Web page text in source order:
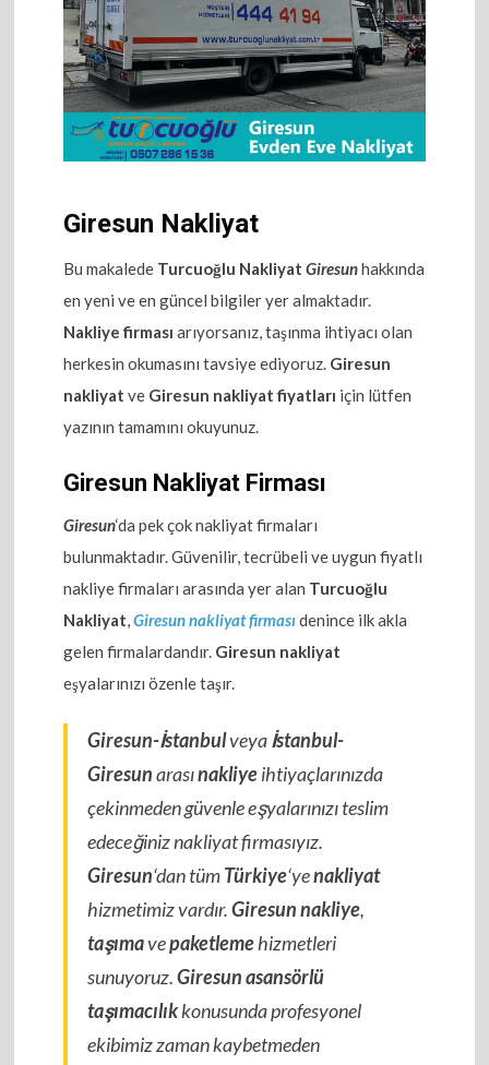
Giresun Nakliyat
Bu makalede Turcuoğlu NakliyatGiresunhakkında
en yeni ve en güncel bilgiler yer almaktadır.
Nakliye firması arıyorsanız, taşınma ihtiyacı olan
herkesin okumasını tavsiye ediyoruz. Giresun
nakliyat ve Giresun nakliyat fiyatları için lütfen
yazının tamamını okuyunuz.
Giresun Nakliyat Firması
Giresun‘da pek çok nakliyat firmaları
bulunmaktadır. Güvenilir, tecrübeli ve uygun fiyatlı
nakliye firmaları arasında yer alan Turcuoğlu
Nakliyat,Giresun nakliyat firmasıdenince ilk akla
gelen firmalardandır. Giresun nakliyat
eşyalarınızı özenle taşır.
Giresun-İstanbulveyaİstanbul-
Giresunarasınakliyeihtiyaçlarınızda
çekinmeden güvenle eşyalarınızı teslim
edeceğiniz nakliyat firmasıyız.
Giresun‘dan tümTürkiye‘yenakliyat
hizmetimiz vardır.Giresun nakliye,
taşımavepaketlemehizmetleri
sunuyoruz.Giresun asansörlü
taşımacılıkkonusunda profesyonel
ekibimiz zaman kaybetmeden